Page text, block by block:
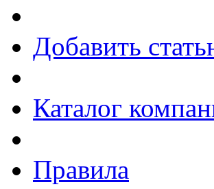
Добавить
Каталог
Правила